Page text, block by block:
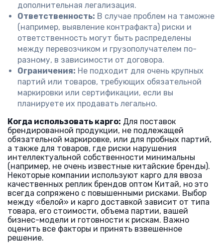
дополнительная легализация.
Ответственность: В случае проблем на таможне
(например, выявление контрафакта) риски и
ответственность могут быть распределены
между перевозчиком и грузополучателем по-
разному, в зависимости от договора.
Ограничения: Не подходит для очень крупных
партий или товаров, требующих обязательной
маркировки или сертификации, если вы
планируете их продавать легально.
Когда использовать карго: Для поставок
брендированной продукции, не подлежащей
обязательной маркировке, или для пробных партий,
а также для товаров, где риски нарушения
интеллектуальной собственности минимальны
(например, не очень известные китайские бренды).
Некоторые компании используют карго для ввоза
качественных реплик брендов оптом Китай, но это
всегда сопряжено с повышенными рисками. Выбор
между «белой» и карго доставкой зависит от типа
товара, его стоимости, объема партии, вашей
бизнес-модели и готовности к рискам. Важно
оценить все факторы и принять взвешенное
решение.